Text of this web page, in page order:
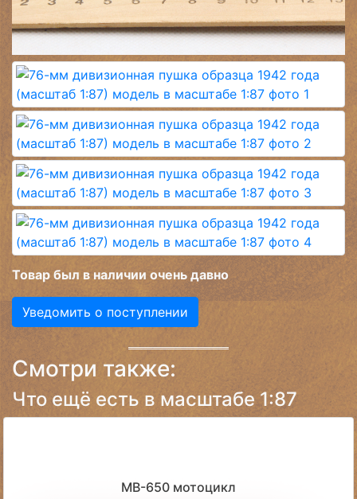
Товар был в наличии очень давно
Уведомить о поступлении
Смотри также:
Что ещё есть в масштабе 1:87
МВ-650 мотоцикл